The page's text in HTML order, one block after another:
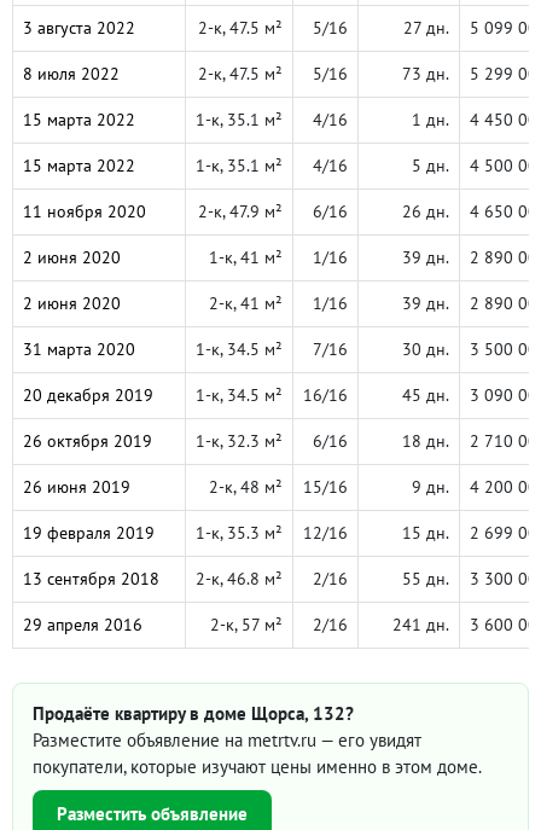
3 августа 2022 2-к, 47.5 м² 5/16 27 дн. 5 099
8 июля 2022 2-к, 47.5 м² 5/16 73 дн. 5 299
15 марта 2022 1-к, 35.1 м² 4/16 1 дн. 4 450
15 марта 2022 1-к, 35.1 м² 4/16 5 дн. 4 500
11 ноября 2020 2-к, 47.9 м² 6/16 26 дн. 4 650
2 июня 2020 1-к, 41 м² 1/16 39 дн. 2 890
2 июня 2020 2-к, 41 м² 1/16 39 дн. 2 890
31 марта 2020 1-к, 34.5 м² 7/16 30 дн. 3 500
20 декабря 2019 1-к, 34.5 м² 16/16 45 дн. 3 090
26 октября 2019 1-к, 32.3 м² 6/16 18 дн. 2 710
26 июня 2019 2-к, 48 м² 15/16 9 дн. 4 200
19 февраля 2019 1-к, 35.3 м² 12/16 15 дн. 2 699
13 сентября 2018 2-к, 46.8 м² 2/16 55 дн. 3 300
29 апреля 2016 2-к, 57 м² 2/16 241 дн. 3 600
Продаёте квартиру в доме Щорса, 132?
Разместите объявление на metrtv.ru — его увидят
покупатели, которые изучают цены именно в этом доме.
Разместить объявление